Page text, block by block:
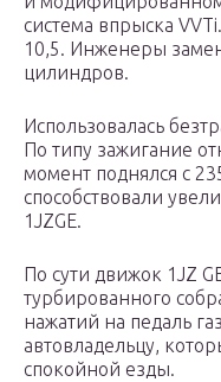
система впрыска
10,5. Инженеры
цилиндров.
Использовалась
По типу зажигание
момент поднялся с
способствовали
1JZGE.
По сути движок 1JZ
турбированного
нажатий на педаль
автовладельцу,
спокойной езды.